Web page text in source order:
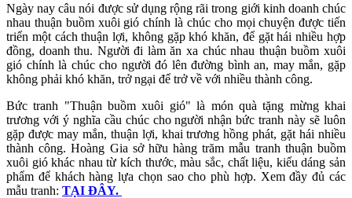
Ngày nay câu nói được sử dụng rộng rãi trong giới kinh doanh chúc
nhau thuận buồm xuôi gió chính là chúc cho mọi chuyện được tiến
triển một cách thuận lợi, không gặp khó khăn, để gặt hái nhiều hợp
đồng, doanh thu. Người đi làm ăn xa chúc nhau thuận buồm xuôi
gió chính là chúc cho người đó lên đường bình an, may mắn, gặp
không phải khó khăn, trở ngại để trở về với nhiều thành công.
Bức tranh "Thuận buồm xuôi gió" là món quà tặng mừng khai
trương với ý nghĩa cầu chúc cho người nhận bức tranh này sẽ luôn
gặp được may mắn, thuận lợi, khai trương hồng phát, gặt hái nhiều
thành công. Hoàng Gia sở hữu hàng trăm mẫu tranh thuận buồm
xuôi gió khác nhau từ kích thước, màu sắc, chất liệu, kiểu dáng sản
phẩm để khách hàng lựa chọn sao cho phù hợp. Xem đầy đủ các
mẫu tranh: TẠI ĐÂY.